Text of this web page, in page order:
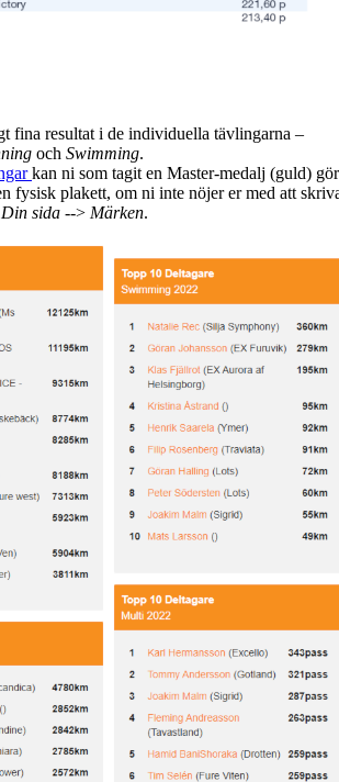
fina resultat i de individuella tävlingarna –
och Swimming.
kan ni som tagit en Master-medalj (guld)
fysisk plakett, om ni inte nöjer er med att
Din sida --> Märken.